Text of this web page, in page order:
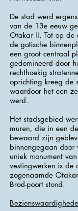
De stad werd
van de 13e eeuw
Otakar II. Tot op
de gotische
een groot centraal
gedomineerd door
rechthoekig
oprichting kreeg de
waardoor het een
werd.
Het stadsgebied
muren, die in een
bewaard zijn
binnengegaan door
uniek monument
vestingwerken is de
zogenaamde
Brod-poort stond.